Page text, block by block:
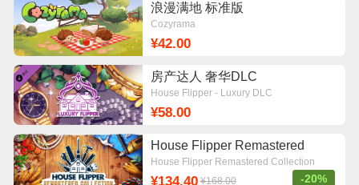
浪漫满地 标准版
Cozyrama
¥42.00
房产达人 奢华DLC
House Flipper - Luxury DLC
¥58.00
House Flipper Remastered
Collection 标准版
House Flipper Remastered Collection
¥134.40 ¥168.00 -20%